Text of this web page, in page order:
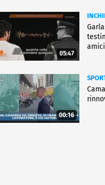
05:47
00:16